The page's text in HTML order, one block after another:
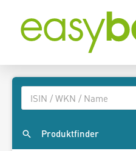
Produktfinder